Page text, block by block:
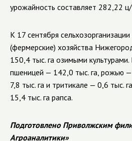
урожайность составляет 282,22 ц/
К 17 сентября сельхозорганизации
(фермерские) хозяйства
150,4 тыс. га озимыми
пшеницей — 142,0 тыс. га, рожью —
7,8 тыс. га и тритикале — 0,6 тыс.
15,4 тыс. га рапса.
Подготовлено Приволжским
Агроаналитики»